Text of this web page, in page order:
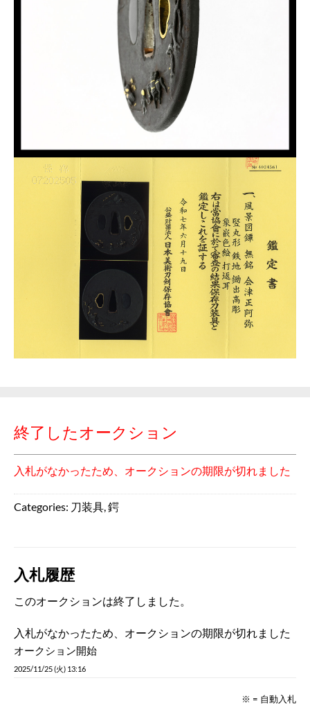
終了したオークション
入札がなかったため、オークションの期限が切れました
Categories: 刀装具,鍔
入札履歴
このオークションは終了しました。
入札がなかったため、オークションの期限が切れました
オークション開始
2025/11/25 (火) 13:16
※ = 自動入札